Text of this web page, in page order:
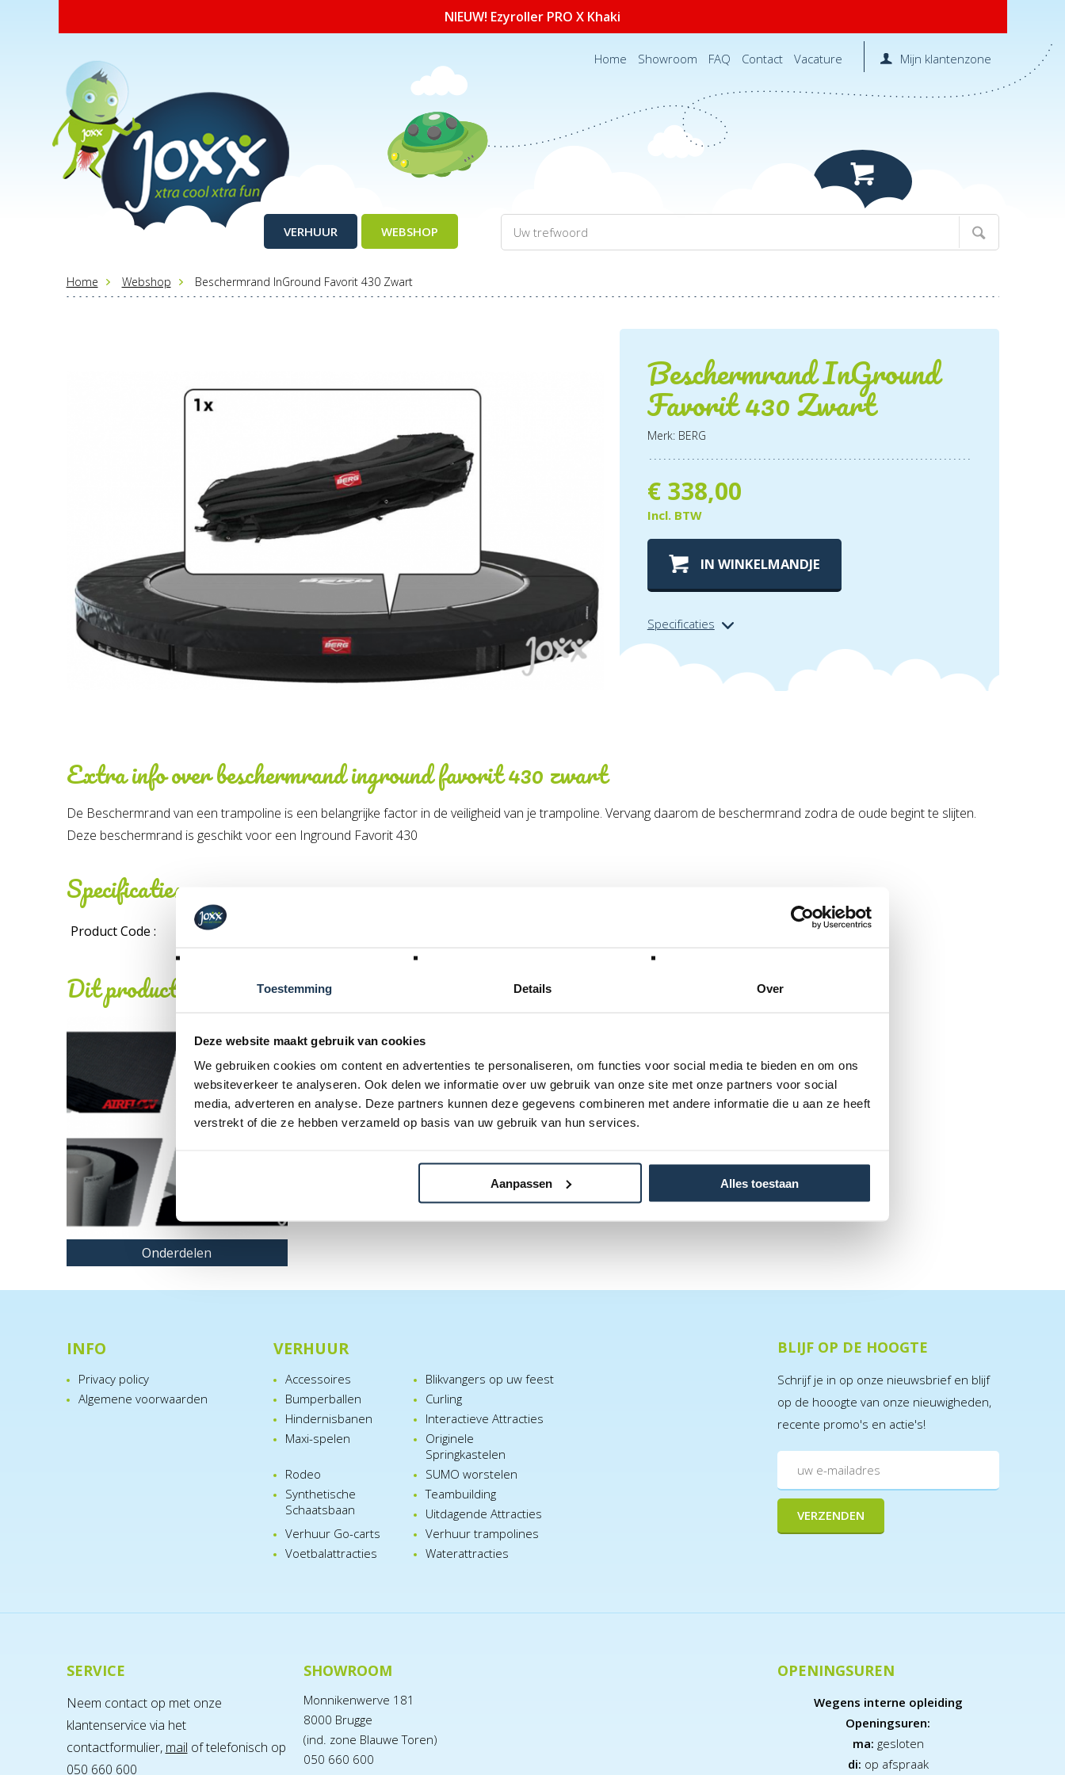
Toestemming Details Over
Deze website maakt gebruik van cookies
We gebruiken cookies om content en advertenties te personaliseren, om functies voor social media te bieden en om ons
websiteverkeer te analyseren. Ook delen we informatie over uw gebruik van onze site met onze partners voor social
media, adverteren en analyse. Deze partners kunnen deze gegevens combineren met andere informatie die u aan ze heeft
verstrekt of die ze hebben verzameld op basis van uw gebruik van hun services.
Aanpassen Alles toestaan
NIEUW! Ezyroller PRO X Khaki
Home Showroom FAQ Contact Vacature Mijn klantenzone
VERHUUR WEBSHOP
Home Webshop Beschermrand InGround Favorit 430 Zwart
Beschermrand InGround
Favorit 430 Zwart
Merk: BERG
€ 338,00
Incl. BTW
IN WINKELMANDJE
Specificaties
Extra info overbeschermrand inground favorit 430 zwart
De Beschermrand van een trampoline is een belangrijke factor in de veiligheid van je trampoline. Vervang daarom de beschermrand zodra de oude begint te slijten.
Deze beschermrand is geschikt voor een Inground Favorit 430
Specificaties
Product Code :
Dit product behoort tot de volgende categorie(ën)
Onderdelen
INFO
Privacy policy
Algemene voorwaarden
VERHUUR
Accessoires
Blikvangers op uw feest
Bumperballen
Curling
Hindernisbanen
Interactieve Attracties
Maxi-spelen
Originele
Springkastelen
Rodeo
SUMO worstelen
Synthetische
Schaatsbaan
Teambuilding
Uitdagende Attracties
Verhuur Go-carts
Verhuur trampolines
Voetbalattracties
Waterattracties
BLIJF OP DE HOOGTE
Schrijf je in op onze nieuwsbrief en blijf
op de hooogte van onze nieuwigheden,
recente promo's en actie's!
SERVICE
Neem contact op met onze
klantenservice via het
contactformulier, mail of telefonisch op
050 660 600
SHOWROOM
Monnikenwerve 181
8000 Brugge
(ind. zone Blauwe Toren)
050 660 600
OPENINGSUREN
Wegens interne opleiding
Openingsuren:
ma: gesloten
di: op afspraak